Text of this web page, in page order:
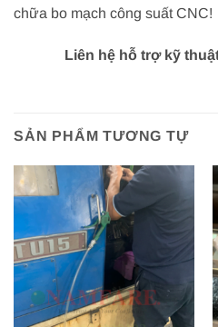
chữa bo mạch công suất CNC!
Liên hệ hỗ trợ kỹ
SẢN PHẨM TƯƠNG TỰ